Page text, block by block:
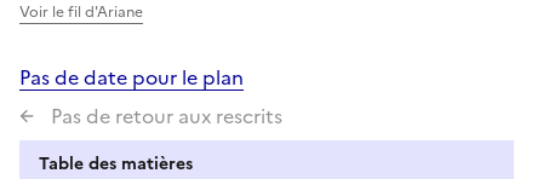
Voir le fil d'Ariane
Pas de date pour le plan
Pas de retour aux rescrits
Table des matières